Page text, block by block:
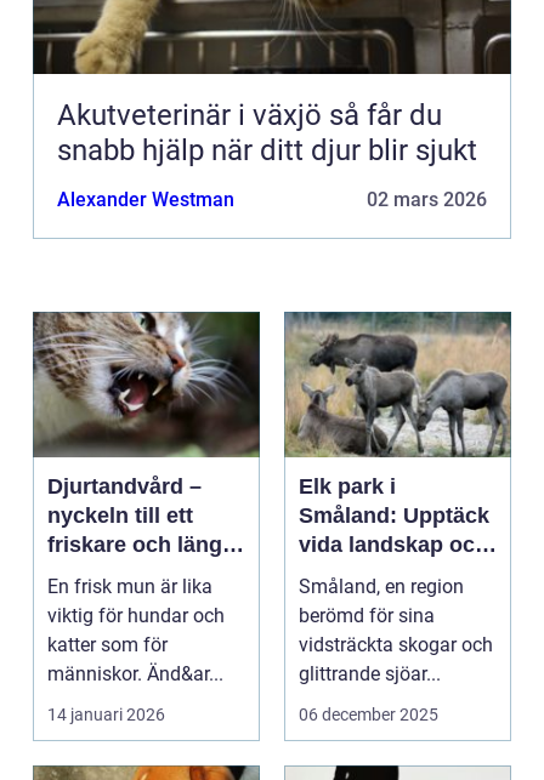
Akutveterinär i växjö så får du
snabb hjälp när ditt djur blir sjukt
Alexander Westman 02 mars 2026
Djurtandvård –
nyckeln till ett
friskare och längre
liv för hund och
katt
En frisk mun är lika
viktig för hundar och
katter som för
människor. Änd&ar...
14 januari 2026
Elk park i
Småland: Upptäck
vida landskap och
majestätiska älgar
Småland, en region
berömd för sina
vidsträckta skogar och
glittrande sjöar...
06 december 2025